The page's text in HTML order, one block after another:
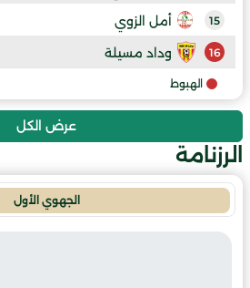
15 أمل الزوي
16 وداد مسيلة
الهبوط
عرض الكل
الرزنامة
الجهوي الأول